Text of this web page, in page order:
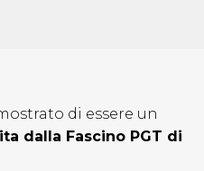
di essere un
dalla Fascino PGT di